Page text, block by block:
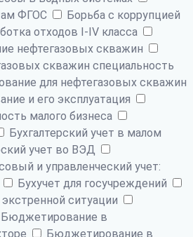
ФГОС
Борьба с коррупцией
отходов I-IV класса
нефтегазовых скважин
скважин специальность
для нефтегазовых скважин
и его эксплуатация
малого бизнеса
Бухгалтерский учет в малом
учет во ВЭД
и управленческий учет:
Бухучет для госучреждений
ситуации
Бюджетирование в
Бюджетирование в